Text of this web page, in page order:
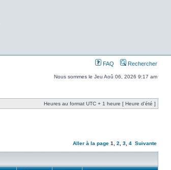
FAQ Rechercher
Nous sommes le Jeu Aoû 06, 2026 9:17 am
Heures au format UTC + 1 heure [ Heure d’été ]
Aller à la page 1 2 3 4 Suivante